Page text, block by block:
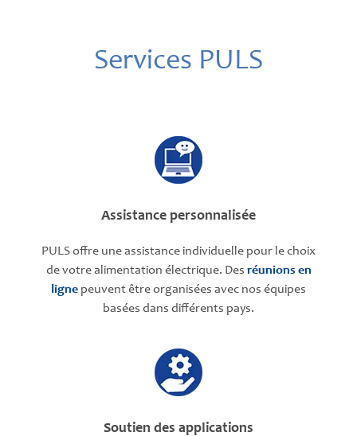
Services PULS
Assistance personnalisée
PULS offre une assistance individuelle pour le choix
de votre alimentation électrique. Des réunions en
ligne peuvent être organisées avec nos équipes
basées dans différents pays.
Soutien des applications